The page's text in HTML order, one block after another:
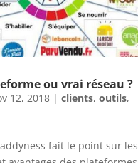
ou vrai réseau ?
12, 2018| clients, outils,
fait le point sur les